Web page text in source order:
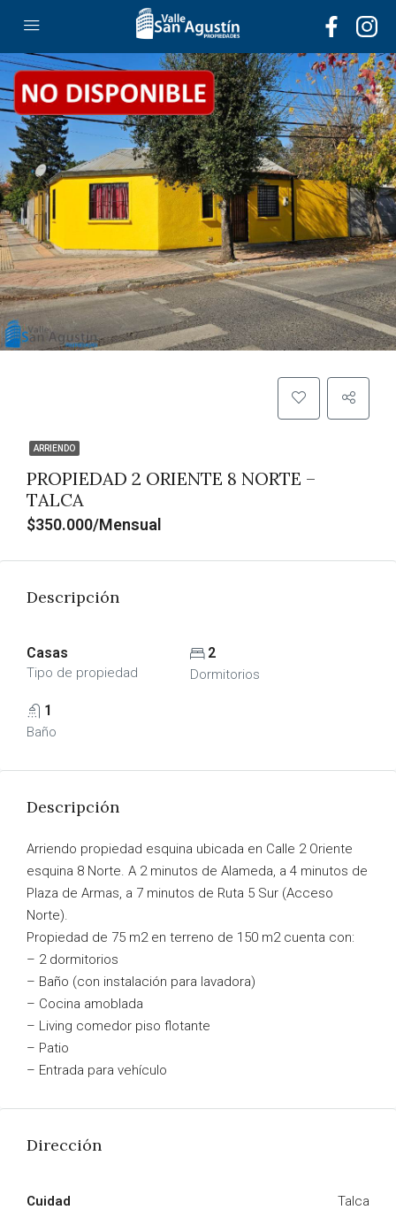
ARRIENDO
PROPIEDAD 2 ORIENTE 8 NORTE –
TALCA
$350.000/Mensual
Descripción
Casas
Tipo de propiedad
2
Dormitorios
1
Baño
Descripción
Arriendo propiedad esquina ubicada en Calle 2 Oriente
esquina 8 Norte. A 2 minutos de Alameda, a 4 minutos de
Plaza de Armas, a 7 minutos de Ruta 5 Sur (Acceso
Norte).
Propiedad de 75 m2 en terreno de 150 m2 cuenta con:
– 2 dormitorios
– Baño (con instalación para lavadora)
– Cocina amoblada
– Living comedor piso flotante
– Patio
– Entrada para vehículo
Dirección
Cuidad Talca